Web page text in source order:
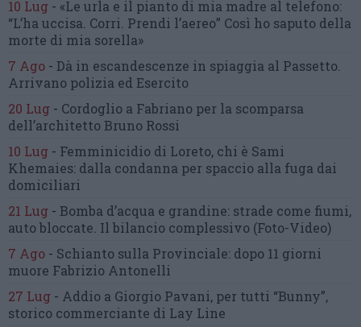
10 Lug - «Le urla e il pianto di mia madre al telefono:
“L’ha uccisa. Corri. Prendi l’aereo” Così ho saputo della
morte di mia sorella»
7 Ago - Dà in escandescenze in spiaggia al Passetto.
Arrivano polizia ed Esercito
20 Lug - Cordoglio a Fabriano per la scomparsa
dell’architetto Bruno Rossi
10 Lug - Femminicidio di Loreto, chi è Sami
Khemaies: dalla condanna per spaccio alla fuga dai
domiciliari
21 Lug - Bomba d’acqua e grandine: strade come fiumi,
auto bloccate. Il bilancio complessivo (Foto-Video)
7 Ago - Schianto sulla Provinciale: dopo 11 giorni
muore Fabrizio Antonelli
27 Lug - Addio a Giorgio Pavani, per tutti “Bunny”,
storico commerciante di Lay Line